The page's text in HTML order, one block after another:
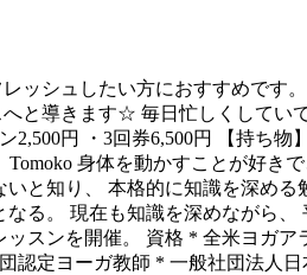
ッシュしたい方におすすめです
と導きます☆ 毎日忙しくしてい
円 ・3回券6,500円 【持ち物
身体を動かすことが好き
と知り、 本格的に知識を深める
る。 現在も知識を深めながら、
スンを開催。 資格 * 全米ヨガア
認定ヨーガ教師 * 一般社団法人